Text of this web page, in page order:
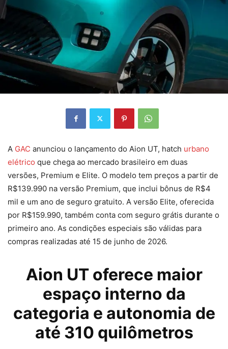
A GAC anunciou o lançamento do Aion UT, hatch urbano
elétrico que chega ao mercado brasileiro em duas
versões, Premium e Elite. O modelo tem preços a partir de
R$139.990 na versão Premium, que inclui bônus de R$4
mil e um ano de seguro gratuito. A versão Elite, oferecida
por R$159.990, também conta com seguro grátis durante o
primeiro ano. As condições especiais são válidas para
compras realizadas até 15 de junho de 2026.
Aion UT oferece maior
espaço interno da
categoria e autonomia de
até 310 quilômetros